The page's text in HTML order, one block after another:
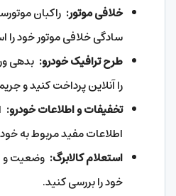
خلافی موتور: راکبان
سادگی خلافی موتور خود را
طرح ترافیک خودرو: بدهی
را آنلاین پرداخت کنید و
تخفیفات و اطلاعات خودرو:
اطلاعات مفید مربوط به
استعلام کالابرگ: وضعیت و
خود را بررسی کنید.